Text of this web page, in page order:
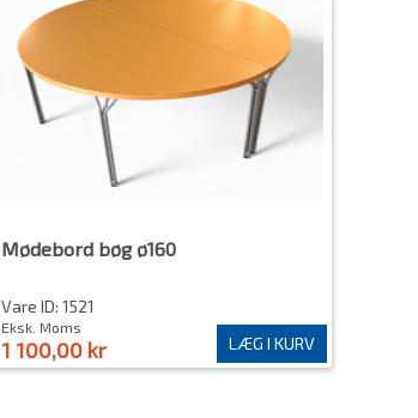
Mødebord bøg ø160
Vare ID: 1521
Eksk. Moms
1 100,00 kr LÆG I KURV